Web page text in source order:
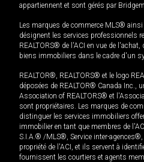
appartiennent et sont gérés par
Les marques de commerce MLS®
désignent les services professionnels
REALTORS® de l'ACI en vue de l'achat,
biens immobiliers dans le cadre d'un
REALTOR®, REALTORS® et le logo
déposées de REALTOR® Canada Inc.,
Association of REALTORS® et
sont propriétaires. Les marques de
distinguer les services immobiliers
immobilier en tant que membres de
S.I.A.® /MLS®, Service inter-
propriété de l'ACI, et ils servent à
fournissent les courtiers et agents